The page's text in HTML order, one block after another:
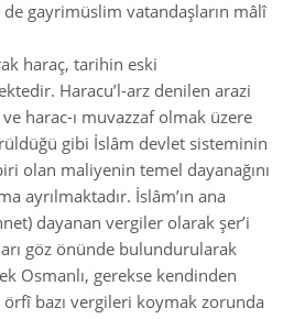
de gayrimüslim vatandaşların mâlî
haraç, tarihin eski
Haracu’l-arz denilen arazi
harac-ı muvazzaf olmak üzere
gibi İslâm devlet sisteminin
olan maliyenin temel dayanağını
ayrılmaktadır. İslâm’ın ana
dayanan vergiler olarak şer’i
göz önünde bulundurularak
Osmanlı, gerekse kendinden
bazı vergileri koymak zorunda